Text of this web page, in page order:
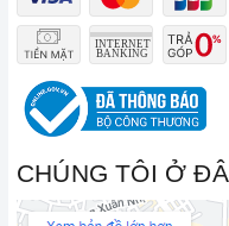
CHÚNG TÔI Ở